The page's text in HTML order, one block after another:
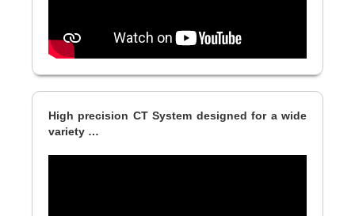
High precision CT System designed for a wide
variety …